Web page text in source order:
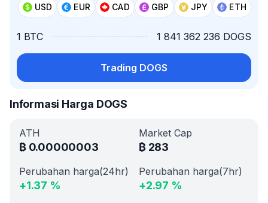
USD EUR CAD GBP JPY ETH
1 BTC 1 841 362 236 DOGS
Trading DOGS
Informasi Harga DOGS
ATH
₿ 0.00000003
Market Cap
₿ 283
Perubahan harga(24hr)
+1.37 %
Perubahan harga(7hr)
+2.97 %